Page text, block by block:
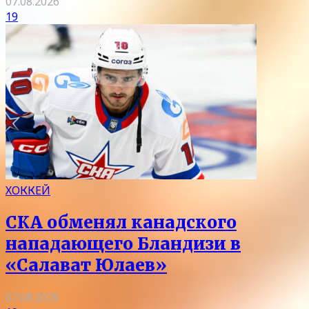
19
ХОККЕЙ
СКА обменял канадского
нападающего Бландизи в
«Салават Юлаев»
07.08.2026